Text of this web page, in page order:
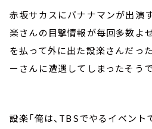
赤坂サカスにバナナマンが出演
楽さんの目撃情報が毎回多数よ
を払って外に出た設楽さんだっ
ーさんに遭遇してしまったそうで
設楽「俺は、TBSでやるイベン